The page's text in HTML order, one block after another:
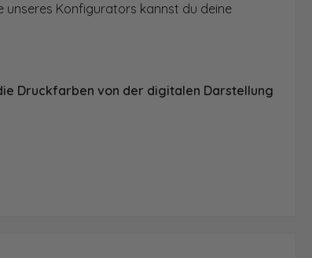
unseres Konfigurators kannst du deine
Druckfarben von der digitalen Darstellung